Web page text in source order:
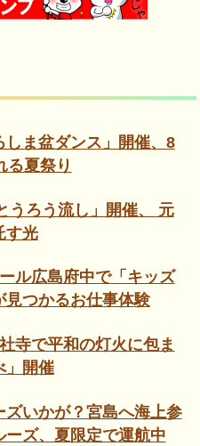
しま盆ダンス」開催、8
る夏祭り
うろう流し」開催、 元
す光
ル広島府中で「キッズ
見つかるお仕事体験
寺で平和の灯火に包ま
」開催
いかが？宮島へ海上参
ズ、夏限定で運航中